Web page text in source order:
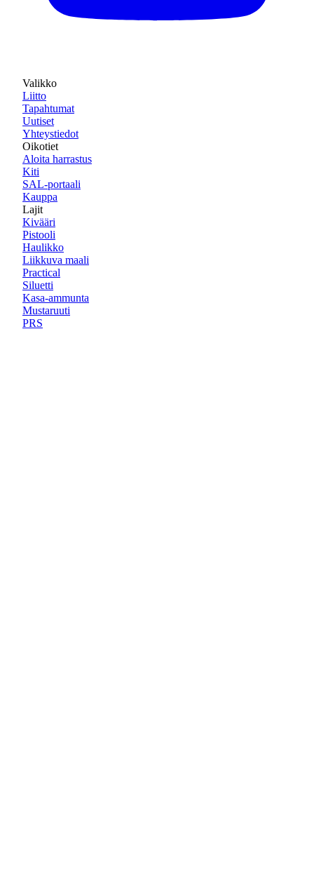
Valikko
Liitto
Tapahtumat
Uutiset
Yhteystiedot
Oikotiet
Aloita harrastus
Kiti
SAL-portaali
Kauppa
Lajit
Kivääri
Pistooli
Haulikko
Liikkuva maali
Practical
Siluetti
Kasa-ammunta
Mustaruuti
PRS